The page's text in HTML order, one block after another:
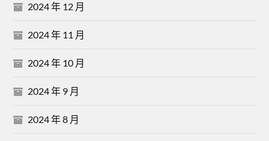
2024 年 12 月
2024 年 11 月
2024 年 10 月
2024 年 9 月
2024 年 8 月